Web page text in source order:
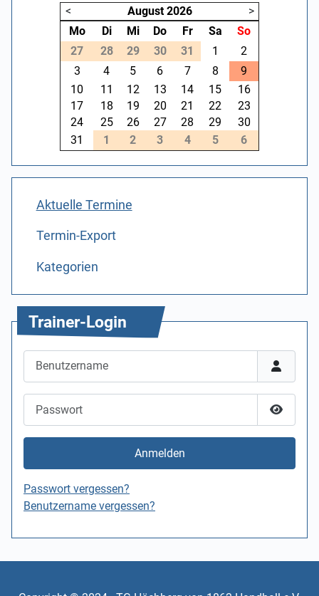
< August 2026
>
Mo
Di Mi Do Fr Sa
So
27
28 29 30 31 1
2
3
4 5 6 7 8
9
10
11 12 13 14 15
16
17
18 19 20 21 22
23
24
25 26 27 28 29
30
31
1 2 3 4 5 6
Aktuelle Termine
Termin-Export
Kategorien
Trainer-Login
Anmelden
Passwort vergessen?
Benutzername vergessen?